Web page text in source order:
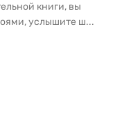
книги, вы
услышите ш...